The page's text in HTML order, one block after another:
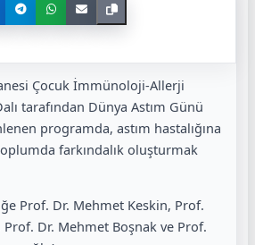
Çocuk İmmünoloji-Allerji
tarafından Dünya Astım Günü
programda, astım hastalığına
farkındalık oluşturmak
Prof. Dr. Mehmet Keskin, Prof.
Dr. Mehmet Boşnak ve Prof.